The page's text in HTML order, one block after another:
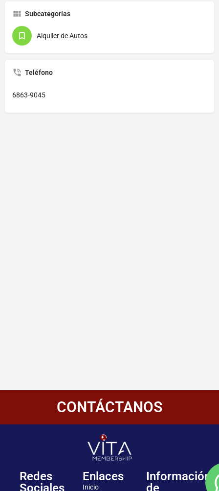
Subcategorías
Alquiler de Autos
Teléfono
6863-9045
CONTÁCTANOS
Redes
Sociales
Enlaces
Inicio
Información
de